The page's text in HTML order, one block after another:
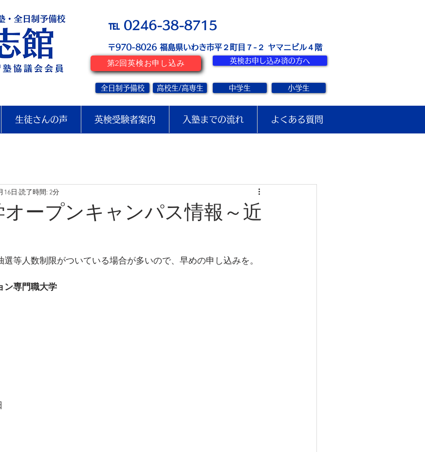
℡ 0246-38-8715
〒970-8026 ​福島県いわき市平２町目７-２ ヤマニビル４階
第2回英検お申し込み 英検お申し込み済の方へ
全日制予備校 高校生/高専生 中学生 小学生
生徒さんの声 英検受験者案内 入塾までの流れ よくある質問
オープンキャンパス情報～近
16日 読了時間: 2分
等人数制限がついている場合が多いので、早めの申し込みを。
ン専門職大学